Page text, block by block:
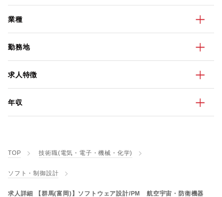
業種
勤務地
求人特徴
年収
TOP 技術職(電気・電子・機械・化学)
ソフト・制御設計
求人詳細 【群馬(富岡)】ソフトウェア設計/PM 航空宇宙・防衛機器